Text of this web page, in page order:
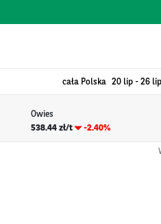
cała Polska 20 lip - 26 lip
Owies
538.44 zł/t
-2.40%